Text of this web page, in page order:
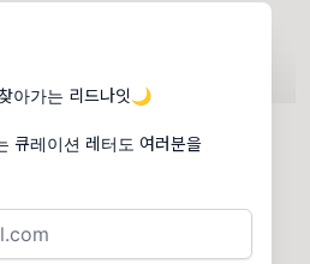
아가는 리드나잇🌙
큐레이션 레터도 여러분을
당신에게
콘텐츠.